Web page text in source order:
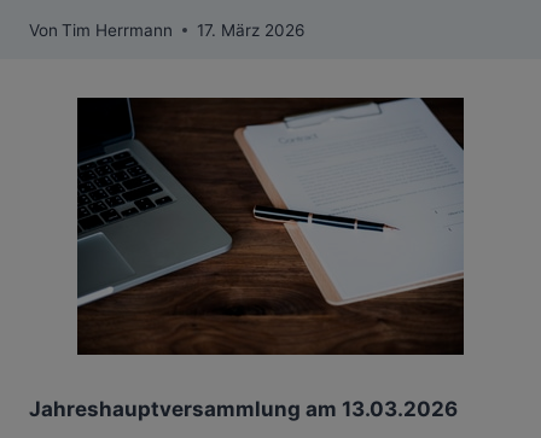
Von Tim Herrmann 17. März 2026
Jahreshauptversammlung am 13.03.2026